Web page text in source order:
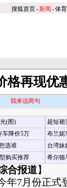
搜狐首页-新闻 -体育
格再现优
我来说两句
(图)
车降价5万
选谁
购买推荐
超短裙
布兰妮
台湾妹
希尔顿
合报道】
年7月份正式